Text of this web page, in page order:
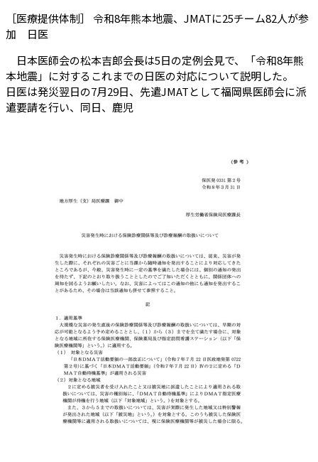
［医療提供体制］ 令和8年熊本地震、JMATに25チーム82人が参
加 日医
日本医師会の松本吉郎会長は5日の定例会見で、「令和8年熊
本地震」に対するこれまでの日医の対応について説明した。
日医は発災翌日の7月29日、先遣JMATとして福岡県医師会に派
遣要請を行い、同日、鹿児